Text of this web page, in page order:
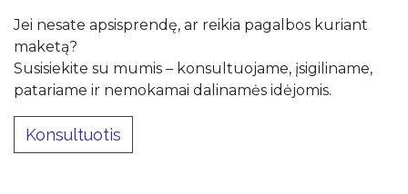
Jei nesate apsisprendę, ar reikia pagalbos kuriant
maketą?
Susisiekite su mumis – konsultuojame, įsigiliname,
patariame ir nemokamai dalinamės idėjomis.
Konsultuotis